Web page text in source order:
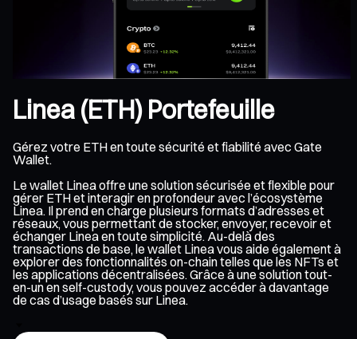
Linea (ETH) Portefeuille
Gérez votre ETH en toute sécurité et fiabilité avec Gate
Wallet.
Le wallet Linea offre une solution sécurisée et flexible pour
gérer ETH et interagir en profondeur avec l’écosystème
Linea. Il prend en charge plusieurs formats d’adresses et
réseaux, vous permettant de stocker, envoyer, recevoir et
échanger Linea en toute simplicité. Au-delà des
transactions de base, le wallet Linea vous aide également à
explorer des fonctionnalités on-chain telles que les NFTs et
les applications décentralisées. Grâce à une solution tout-
en-un en self-custody, vous pouvez accéder à davantage
de cas d’usage basés sur Linea.